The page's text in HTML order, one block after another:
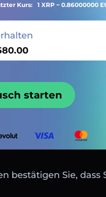
Kurs: 1 XRP ~ 0.86000000
starten
bestätigen Sie, dass